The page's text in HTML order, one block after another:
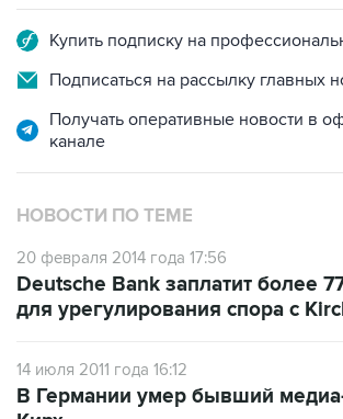
Купить подписку на
Подписаться на рассылку главных
Получать оперативные новости в
канале
НОВОСТИ ПО ТЕМЕ
20 февраля 2014 года 17:56
Deutsche Bank заплатит более
для урегулирования спора с
14 июля 2011 года 16:12
В Германии умер бывший